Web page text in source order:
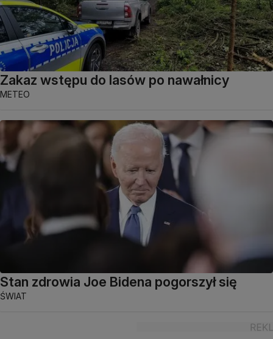
Zakaz wstępu do lasów po nawałnicy
METEO
Stan zdrowia Joe Bidena pogorszył się
ŚWIAT